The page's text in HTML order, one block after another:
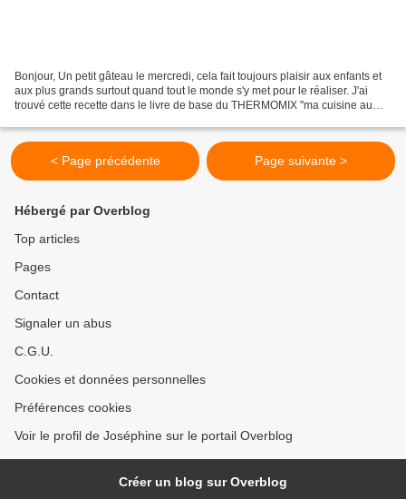
Bonjour, Un petit gâteau le mercredi, cela fait toujours plaisir aux enfants et
aux plus grands surtout quand tout le monde s'y met pour le réaliser. J'ai
trouvé cette recette dans le livre de base du THERMOMIX "ma cuisine au
< Page précédente Page suivante >
Hébergé par Overblog
Top articles
Pages
Contact
Signaler un abus
C.G.U.
Cookies et données personnelles
Préférences cookies
Voir le profil de Joséphine sur le portail Overblog
Créer un blog sur Overblog